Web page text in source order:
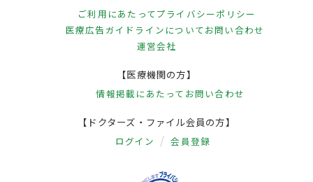
ご利用にあたってプライバシーポリシー
医療広告ガイドラインについてお問い合わせ
運営会社
【医療機関の方】
情報掲載にあたって お問い合わせ
【ドクターズ・ファイル会員の方】
ログイン 会員登録